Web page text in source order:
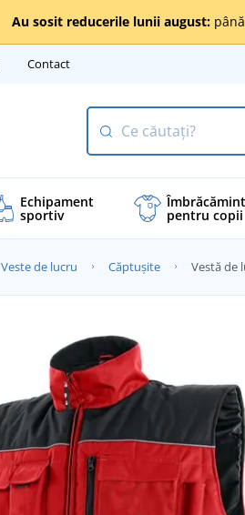
Au sosit reducerile lunii august:
Contact
Echipament
sportiv pentru copii
Veste de lucru Căptușite Vestă de